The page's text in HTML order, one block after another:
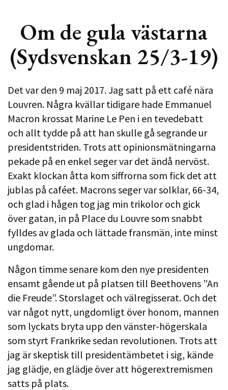
Om de gula västarna
(Sydsvenskan 25/3-19)
Det var den 9 maj 2017. Jag satt på ett café nära
Louvren. Några kvällar tidigare hade Emmanuel
Macron krossat Marine Le Pen i en tevedebatt
och allt tydde på att han skulle gå segrande ur
presidentstriden. Trots att opinionsmätningarna
pekade på en enkel seger var det ändå nervöst.
Exakt klockan åtta kom siffrorna som fick det att
jublas på caféet. Macrons seger var solklar, 66-34,
och glad i hågen tog jag min trikolor och gick
över gatan, in på Place du Louvre som snabbt
fylldes av glada och lättade fransmän, inte minst
ungdomar.
Någon timme senare kom den nye presidenten
ensamt gående ut på platsen till Beethovens ”An
die Freude”. Storslaget och välregisserat. Och det
var något nytt, ungdomligt över honom, mannen
som lyckats bryta upp den vänster-högerskala
som styrt Frankrike sedan revolutionen. Trots att
jag är skeptisk till presidentämbetet i sig, kände
jag glädje, en glädje över att högerextremismen
satts på plats.